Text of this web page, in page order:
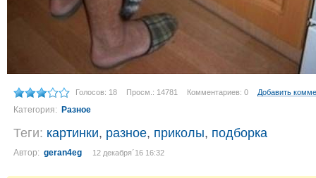
Голосов: 18 Просм.: 14781 Комментариев: 0 Добавить
Категория: Разное
Теги: картинки, разное, приколы, подборка
Автор: geran4eg 12 декабря´16 16:32